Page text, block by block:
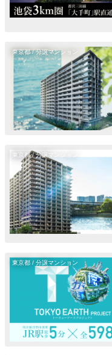
東京都 / 分譲マンション
東京都 / 分譲マンション
東京都 / 分譲マンション